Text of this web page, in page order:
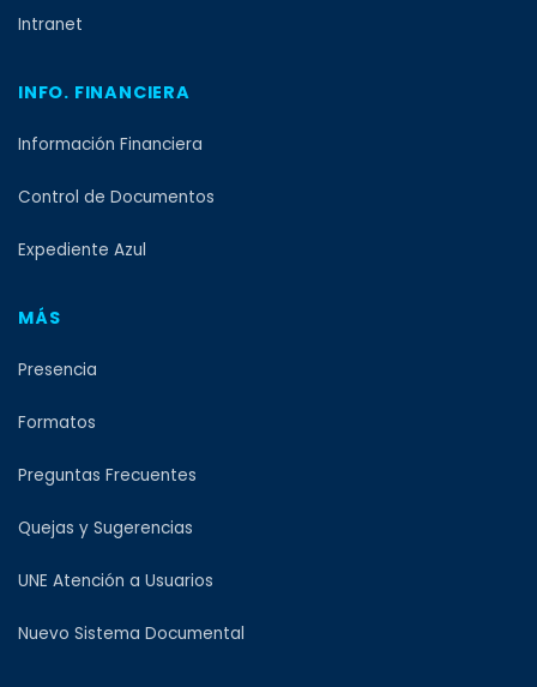
Intranet
INFO. FINANCIERA
Información Financiera
Control de Documentos
Expediente Azul
MÁS
Presencia
Formatos
Preguntas Frecuentes
Quejas y Sugerencias
UNE Atención a Usuarios
Nuevo Sistema Documental